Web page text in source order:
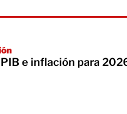
e inflación para